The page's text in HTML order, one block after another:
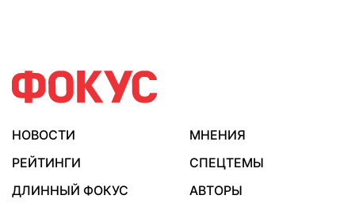
НОВОСТИ
МНЕНИЯ
РЕЙТИНГИ
СПЕЦТЕМЫ
ДЛИННЫЙ ФОКУС
АВТОРЫ